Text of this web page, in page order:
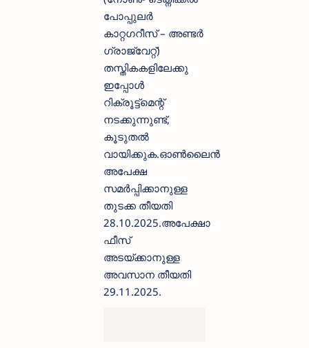
പോപ്പുലർ
കാറ്റഗറീസ് – അണ്ടർ
ഗ്രാജ്വേറ്റ്)
തസ്തികകളിലേക്കു
ഇപ്പോൾ
റിക്രൂട്ട്‌മെന്റ്
നടക്കുന്നുണ്ട്,
കൂടുതൽ
വായിക്കുക.ഓൺലൈൻ
അപേക്ഷ
സമർപ്പിക്കാനുള്ള
തുടക്ക തീയതി
28.10.2025.അപേക്ഷാ
ഫീസ്
അടയ്‌ക്കാനുള്ള
അവസാന തീയതി
29.11.2025.